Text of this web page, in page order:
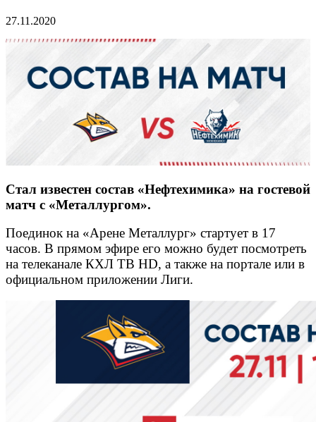
27.11.2020
Стал известен состав «Нефтехимика» на гостевой
матч с «Металлургом».
Поединок на «Арене Металлург» стартует в 17
часов. В прямом эфире его можно будет посмотреть
на телеканале КХЛ ТВ HD, а также на портале или в
официальном приложении Лиги.